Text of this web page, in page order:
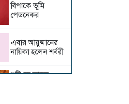
বিপাকে ভূমি
পেডনেকর
এবার আয়ুষ্মানের
নায়িকা হলেন শর্বরী
শুটিংয়ে আহত